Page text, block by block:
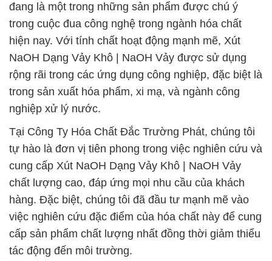
đang là một trong những sản phẩm được chú ý
trong cuộc đua công nghệ trong ngành hóa chất
hiện nay. Với tính chất hoạt động mạnh mẽ, Xút
NaOH Dạng Vảy Khô | NaOH Vảy được sử dụng
rộng rãi trong các ứng dụng công nghiệp, đặc biệt là
trong sản xuất hóa phẩm, xi mạ, và ngành công
nghiệp xử lý nước.
Tại Công Ty Hóa Chất Đắc Trường Phát, chúng tôi
tự hào là đơn vị tiên phong trong việc nghiên cứu và
cung cấp Xút NaOH Dạng Vảy Khô | NaOH Vảy
chất lượng cao, đáp ứng mọi nhu cầu của khách
hàng. Đặc biệt, chúng tôi đã đầu tư mạnh mẽ vào
việc nghiên cứu đặc điểm của hóa chất này để cung
cấp sản phẩm chất lượng nhất đồng thời giảm thiểu
tác động đến môi trường.